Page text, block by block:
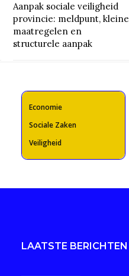
Aanpak sociale veiligheid
provincie: meldpunt, kleine
maatregelen en
structurele aanpak
Economie
Sociale Zaken
Veiligheid
LAATSTE BERICHTEN